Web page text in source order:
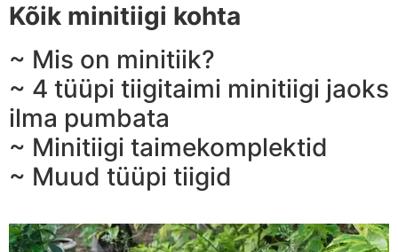
Kõik minitiigi kohta
~ Mis on minitiik?
~ 4 tüüpi tiigitaimi minitiigi jaoks
ilma pumbata
~ Minitiigi taimekomplektid
~ Muud tüüpi tiigid